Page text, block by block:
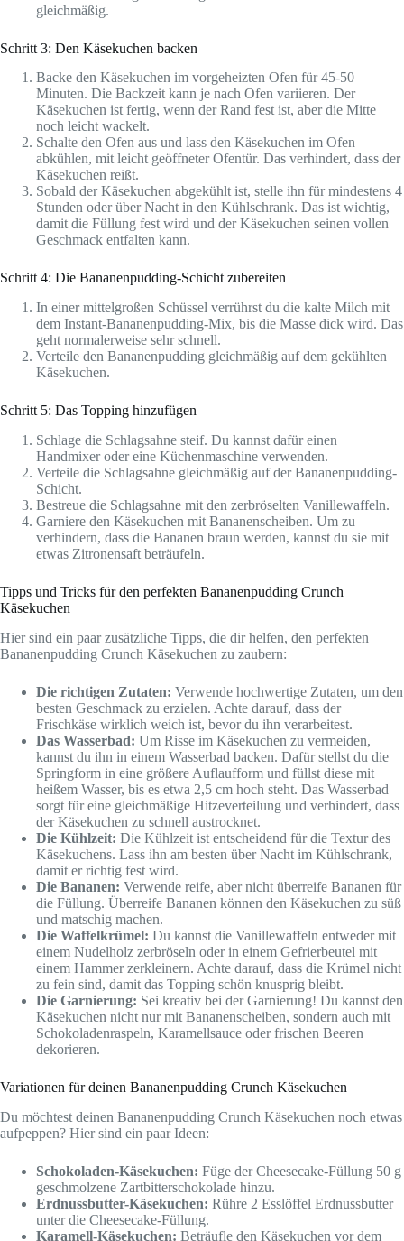
gleichmäßig.
Schritt 3: Den Käsekuchen backen
Backe den Käsekuchen im vorgeheizten Ofen für 45-50
Minuten. Die Backzeit kann je nach Ofen variieren. Der
Käsekuchen ist fertig, wenn der Rand fest ist, aber die Mitte
noch leicht wackelt.
Schalte den Ofen aus und lass den Käsekuchen im Ofen
abkühlen, mit leicht geöffneter Ofentür. Das verhindert, dass der
Käsekuchen reißt.
Sobald der Käsekuchen abgekühlt ist, stelle ihn für mindestens 4
Stunden oder über Nacht in den Kühlschrank. Das ist wichtig,
damit die Füllung fest wird und der Käsekuchen seinen vollen
Geschmack entfalten kann.
Schritt 4: Die Bananenpudding-Schicht zubereiten
In einer mittelgroßen Schüssel verrührst du die kalte Milch mit
dem Instant-Bananenpudding-Mix, bis die Masse dick wird. Das
geht normalerweise sehr schnell.
Verteile den Bananenpudding gleichmäßig auf dem gekühlten
Käsekuchen.
Schritt 5: Das Topping hinzufügen
Schlage die Schlagsahne steif. Du kannst dafür einen
Handmixer oder eine Küchenmaschine verwenden.
Verteile die Schlagsahne gleichmäßig auf der Bananenpudding-
Schicht.
Bestreue die Schlagsahne mit den zerbröselten Vanillewaffeln.
Garniere den Käsekuchen mit Bananenscheiben. Um zu
verhindern, dass die Bananen braun werden, kannst du sie mit
etwas Zitronensaft beträufeln.
Tipps und Tricks für den perfekten Bananenpudding Crunch
Käsekuchen
Hier sind ein paar zusätzliche Tipps, die dir helfen, den perfekten
Bananenpudding Crunch Käsekuchen zu zaubern:
Die richtigen Zutaten: Verwende hochwertige Zutaten, um den
besten Geschmack zu erzielen. Achte darauf, dass der
Frischkäse wirklich weich ist, bevor du ihn verarbeitest.
Das Wasserbad: Um Risse im Käsekuchen zu vermeiden,
kannst du ihn in einem Wasserbad backen. Dafür stellst du die
Springform in eine größere Auflaufform und füllst diese mit
heißem Wasser, bis es etwa 2,5 cm hoch steht. Das Wasserbad
sorgt für eine gleichmäßige Hitzeverteilung und verhindert, dass
der Käsekuchen zu schnell austrocknet.
Die Kühlzeit: Die Kühlzeit ist entscheidend für die Textur des
Käsekuchens. Lass ihn am besten über Nacht im Kühlschrank,
damit er richtig fest wird.
Die Bananen: Verwende reife, aber nicht überreife Bananen für
die Füllung. Überreife Bananen können den Käsekuchen zu süß
und matschig machen.
Die Waffelkrümel: Du kannst die Vanillewaffeln entweder mit
einem Nudelholz zerbröseln oder in einem Gefrierbeutel mit
einem Hammer zerkleinern. Achte darauf, dass die Krümel nicht
zu fein sind, damit das Topping schön knusprig bleibt.
Die Garnierung: Sei kreativ bei der Garnierung! Du kannst den
Käsekuchen nicht nur mit Bananenscheiben, sondern auch mit
Schokoladenraspeln, Karamellsauce oder frischen Beeren
dekorieren.
Variationen für deinen Bananenpudding Crunch Käsekuchen
Du möchtest deinen Bananenpudding Crunch Käsekuchen noch etwas
aufpeppen? Hier sind ein paar Ideen:
Schokoladen-Käsekuchen: Füge der Cheesecake-Füllung 50 g
geschmolzene Zartbitterschokolade hinzu.
Erdnussbutter-Käsekuchen: Rühre 2 Esslöffel Erdnussbutter
unter die Cheesecake-Füllung.
Karamell-Käsekuchen: Beträufle den Käsekuchen vor dem